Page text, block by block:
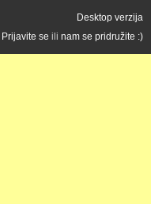
Desktop verzija
Prijavite se ili nam se pridružite :)